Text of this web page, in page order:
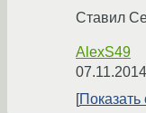
Ставил
AlexS49
Показать